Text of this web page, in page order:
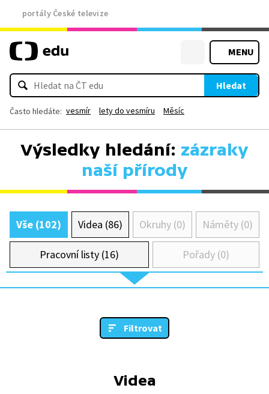
portály České televize
MENU
Hledat
Často hledáte: vesmír lety do vesmíru Měsíc
Výsledky hledání: zázraky
naší přírody
Vše (102) Videa (86) Okruhy (0) Náměty (0)
Pracovní listy (16) Pořady (0)
Filtrovat
Videa